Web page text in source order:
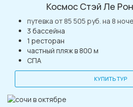
Космос Стэй Ле
путевка от 85 505 руб. на 8
3 бассейна
1 ресторан
частный пляж в 800 м
СПА
КУПИТЬ ТУР